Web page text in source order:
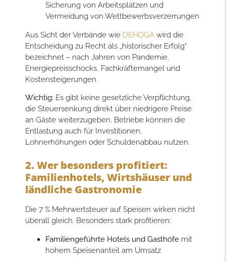
Sicherung von Arbeitsplätzen und
Vermeidung von Wettbewerbsverzerrungen
Aus Sicht der Verbände wie DEHOGA wird die
Entscheidung zu Recht als „historischer Erfolg“
bezeichnet – nach Jahren von Pandemie,
Energiepreisschocks, Fachkräftemangel und
Kostensteigerungen.
Wichtig: Es gibt keine gesetzliche Verpflichtung,
die Steuersenkung direkt über niedrigere Preise
an Gäste weiterzugeben. Betriebe können die
Entlastung auch für Investitionen,
Lohnerhöhungen oder Schuldenabbau nutzen.
2. Wer besonders profitiert:
Familienhotels, Wirtshäuser und
ländliche Gastronomie
Die 7 % Mehrwertsteuer auf Speisen wirken nicht
überall gleich. Besonders stark profitieren:
Familiengeführte Hotels und Gasthöfe mit
hohem Speisenanteil am Umsatz